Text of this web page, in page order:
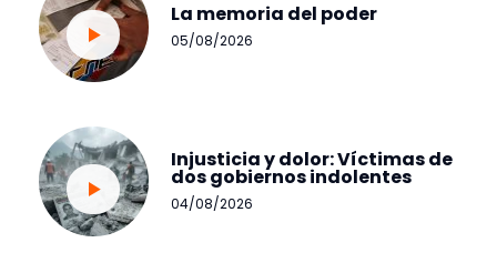
La memoria del poder
05/08/2026
Injusticia y dolor: Víctimas de
dos gobiernos indolentes
04/08/2026